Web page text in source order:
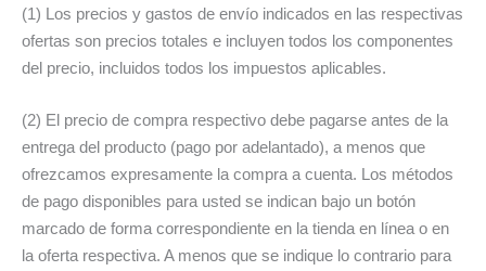
(1) Los precios y gastos de envío indicados en las respectivas
ofertas son precios totales e incluyen todos los componentes
del precio, incluidos todos los impuestos aplicables.
(2) El precio de compra respectivo debe pagarse antes de la
entrega del producto (pago por adelantado), a menos que
ofrezcamos expresamente la compra a cuenta. Los métodos
de pago disponibles para usted se indican bajo un botón
marcado de forma correspondiente en la tienda en línea o en
la oferta respectiva. A menos que se indique lo contrario para